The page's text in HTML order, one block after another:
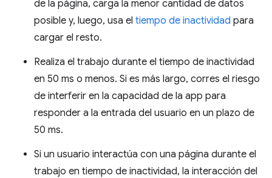
de la página, carga la menor cantidad de datos
posible y, luego, usa el tiempo de inactividad para
cargar el resto.
Realiza el trabajo durante el tiempo de inactividad
en 50 ms o menos. Si es más largo, corres el riesgo
de interferir en la capacidad de la app para
responder a la entrada del usuario en un plazo de
50 ms.
Si un usuario interactúa con una página durante el
trabajo en tiempo de inactividad, la interacción del